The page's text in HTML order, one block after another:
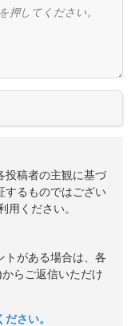
投稿者の主観に基づ
するものではござい
用ください。
トがある場合は、各
らご返信いただけ
さい。